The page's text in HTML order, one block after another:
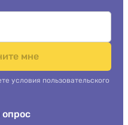
мне
условия пользовательского